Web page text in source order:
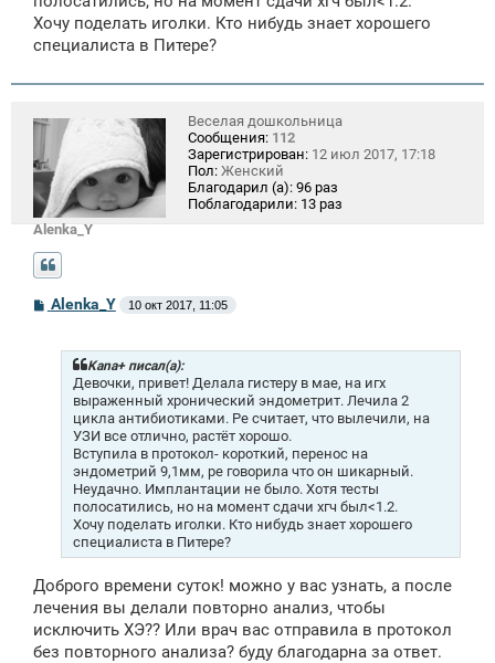
Хочу поделать иголки. Кто нибудь знает хорошего
специалиста в Питере?
Alenka_Y
Веселая дошкольница
Сообщения: 112
Зарегистрирован: 12 июл 2017, 17:18
Пол: Женский
Благодарил (а): 96 раз
Поблагодарили: 13 раз
С
Alenka_Y 10 окт 2017, 11:05
Kana+ писал(а):
Девочки, привет! Делала гистеру в мае, на игх
выраженный хронический эндометрит. Лечила 2
цикла антибиотиками. Ре считает, что вылечили, на
УЗИ все отлично, растёт хорошо.
Вступила в протокол- короткий, перенос на
эндометрий 9,1мм, ре говорила что он шикарный.
Неудачно. Имплантации не было. Хотя тесты
полосатились, но на момент сдачи хгч был<1.2.
Хочу поделать иголки. Кто нибудь знает хорошего
специалиста в Питере?
Доброго времени суток! можно у вас узнать, а после
лечения вы делали повторно анализ, чтобы
исключить ХЭ?? Или врач вас отправила в протокол
без повторного анализа? буду благодарна за ответ.